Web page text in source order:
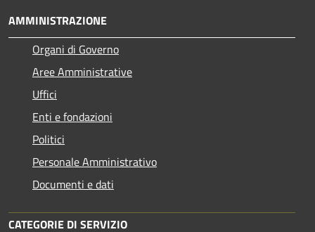
AMMINISTRAZIONE
Organi di Governo
Aree Amministrative
Uffici
Enti e fondazioni
Politici
Personale Amministrativo
Documenti e dati
CATEGORIE DI SERVIZIO